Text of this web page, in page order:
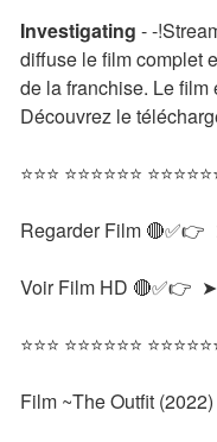
Investigating --
diffuse le film complet
de la franchise. Le
Découvrez le
⭐⭐⭐ ⭐⭐⭐⭐⭐⭐
Regarder Film 🔴✅👉
Voir Film HD 🔴✅👉  ➤
⭐⭐⭐ ⭐⭐⭐⭐⭐⭐
Film ~The Outfit